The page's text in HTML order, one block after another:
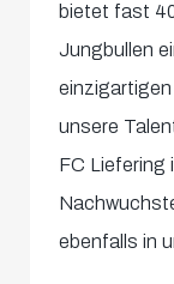
bietet fast
Jungbullen
unsere
FC Liefering
ebenfalls in